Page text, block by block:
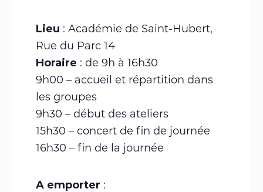
Lieu : Académie de Saint-Hubert,
Rue du Parc 14
Horaire : de 9h à 16h30
9h00 – accueil et répartition dans
les groupes
9h30 – début des ateliers
15h30 – concert de fin de journée
16h30 – fin de la journée
A emporter :